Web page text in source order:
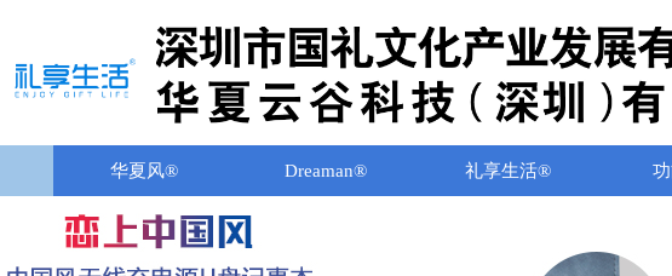
华夏风® Dreaman® 礼享生活®